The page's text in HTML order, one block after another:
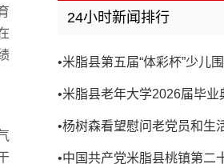
24小时新闻排行
•米脂县第五届“体彩杯”少儿
•米脂县老年大学2026届毕业
•杨树森看望慰问老党员和生
•中国共产党米脂县桃镇第二